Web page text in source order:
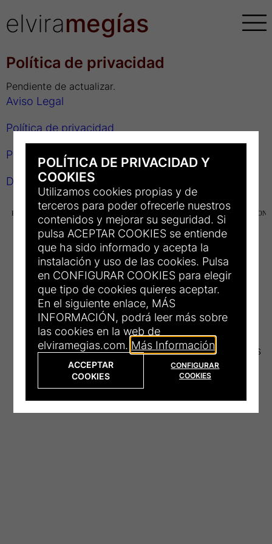
elviramegías
Política de privacidad
Pendiente de actualizar.
Aviso Legal
Política de privacidad
Politica de Cookies
Declaración de Accesibilidad
© 2026 Elvira Megías
POLÍTICA DE PRIVACIDAD Y
COOKIES
Utilizamos cookies propias y de
terceros para poder ofrecerle nuestros
contenidos y mejorar su seguridad. Si
pulsa ACEPTAR COOKIES se entiende
que ha sido informado y acepta la
instalación y uso de las cookies. Pulsa
en CONFIGURAR COOKIES para elegir
que tipo de cookies quieres aceptar.
En el siguiente enlace, MÁS
INFORMACIÓN, podrá leer más sobre
las cookies en la web de
elviramegias.com. Más Información
ACCEPTAR
COOKIES
CONFIGURAR
COOKIES